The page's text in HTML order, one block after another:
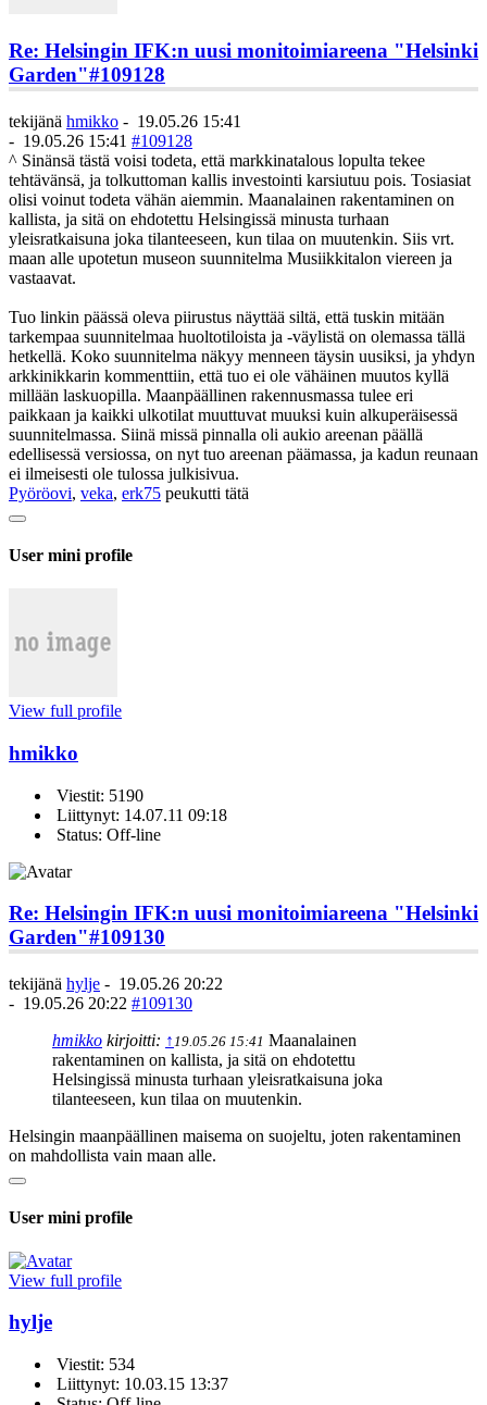
Re: Helsingin IFK:n uusi monitoimiareena "Helsinki
Garden"#109128
tekijänä hmikko - 19.05.26 15:41
- 19.05.26 15:41 #109128
^ Sinänsä tästä voisi todeta, että markkinatalous lopulta tekee
tehtävänsä, ja tolkuttoman kallis investointi karsiutuu pois. Tosiasiat
olisi voinut todeta vähän aiemmin. Maanalainen rakentaminen on
kallista, ja sitä on ehdotettu Helsingissä minusta turhaan
yleisratkaisuna joka tilanteeseen, kun tilaa on muutenkin. Siis vrt.
maan alle upotetun museon suunnitelma Musiikkitalon viereen ja
vastaavat.
Tuo linkin päässä oleva piirustus näyttää siltä, että tuskin mitään
tarkempaa suunnitelmaa huoltotiloista ja -väylistä on olemassa tällä
hetkellä. Koko suunnitelma näkyy menneen täysin uusiksi, ja yhdyn
arkkinikkarin kommenttiin, että tuo ei ole vähäinen muutos kyllä
millään laskuopilla. Maanpäällinen rakennusmassa tulee eri
paikkaan ja kaikki ulkotilat muuttuvat muuksi kuin alkuperäisessä
suunnitelmassa. Siinä missä pinnalla oli aukio areenan päällä
edellisessä versiossa, on nyt tuo areenan päämassa, ja kadun reunaan
ei ilmeisesti ole tulossa julkisivua.
Pyöröovi, veka, erk75 peukutti tätä
User mini profile
View full profile
hmikko
Viestit: 5190
Liittynyt: 14.07.11 09:18
Status: Off-line
Re: Helsingin IFK:n uusi monitoimiareena "Helsinki
Garden"#109130
tekijänä hylje - 19.05.26 20:22
- 19.05.26 20:22 #109130
hmikko kirjoitti: ↑19.05.26 15:41 Maanalainen
rakentaminen on kallista, ja sitä on ehdotettu
Helsingissä minusta turhaan yleisratkaisuna joka
tilanteeseen, kun tilaa on muutenkin.
Helsingin maanpäällinen maisema on suojeltu, joten rakentaminen
on mahdollista vain maan alle.
User mini profile
View full profile
hylje
Viestit: 534
Liittynyt: 10.03.15 13:37